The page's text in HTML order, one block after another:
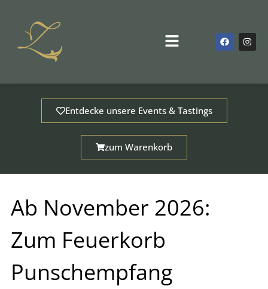
springen
Main
F
a
c
o
I
n
s
r
Entdecke unsere Events & Tastings
zum Warenkorb
Ab November 2026:
Zum Feuerkorb
Punschempfang